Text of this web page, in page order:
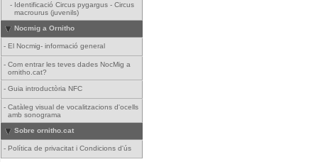
- Identificació Circus pygargus - Circus
macrourus (juvenils)
Nocmig a Ornitho
- El Nocmig- informació general
- Com entrar les teves dades NocMig a
ornitho.cat?
- Guia introductòria NFC
- Catàleg visual de vocalitzacions d'ocells
amb sonograma
Sobre ornitho.cat
- Política de privacitat i Condicions d'ús